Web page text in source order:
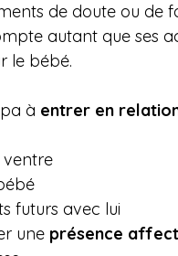
de doute ou de
autant que ses
le bébé.
à entrer en
ventre
futurs avec lui
une présence